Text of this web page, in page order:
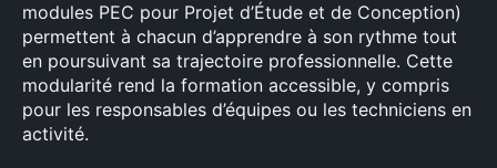
modules PEC pour Projet d’Étude et de Conception)
permettent à chacun d’apprendre à son rythme tout
en poursuivant sa trajectoire professionnelle. Cette
modularité rend la formation accessible, y compris
pour les responsables d’équipes ou les techniciens en
activité.